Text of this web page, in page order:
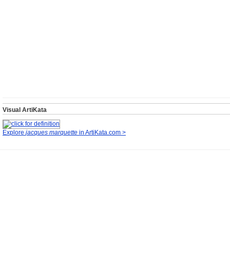
Visual ArtiKata
Explore jacques marquette in ArtiKata.com >